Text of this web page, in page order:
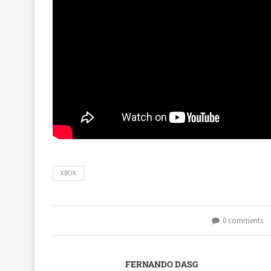
XBOX
0 comments
FERNANDO DASG